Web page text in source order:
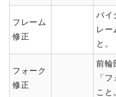
フレーム
修正
バイ
レー
と。
フォーク
修正
前輪
「
こと